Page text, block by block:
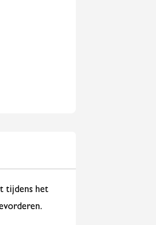
tijdens het